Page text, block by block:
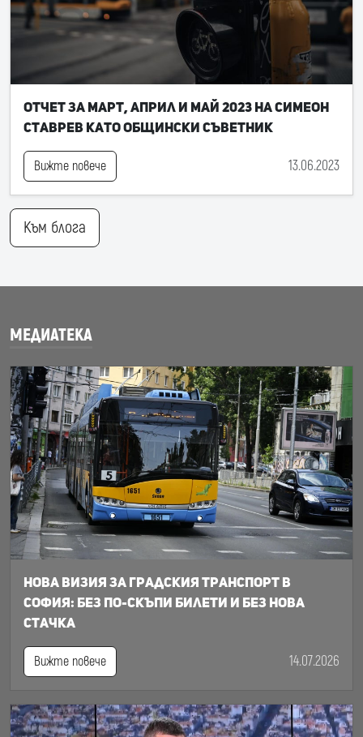
Отчет за март, април и май 2023 на Симеон
Ставрев като общински съветник
Вижте повече 13.06.2023
Към блога
МЕДИАТЕКА
Нова визия за градския транспорт в
София: Без по-скъпи билети и без нова
стачка
Вижте повече 14.07.2026